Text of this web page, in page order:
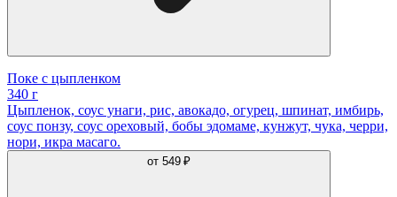
Поке с цыпленком
340 г
Цыпленок, соус унаги, рис, авокадо, огурец, шпинат, имбирь,
соус понзу, соус ореховый, бобы эдомаме, кунжут, чука, черри,
нори, икра масаго.
от 549 ₽